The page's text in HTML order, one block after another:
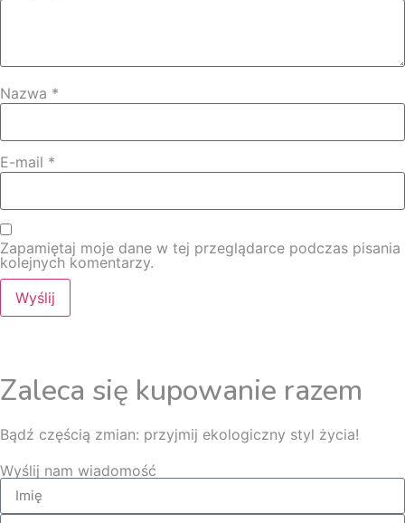
Nazwa *
E-mail *
Zapamiętaj moje dane w tej przeglądarce podczas pisania
kolejnych komentarzy.
Zaleca się kupowanie razem
Bądź częścią zmian: przyjmij ekologiczny styl życia!
Wyślij nam wiadomość